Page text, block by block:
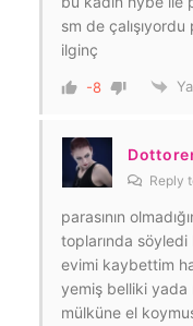
sm de çalışıyordu
ilginç
-8
Reply
parasının
toplarında
evimi kaybettim
yemiş belliki yada
mülküne el